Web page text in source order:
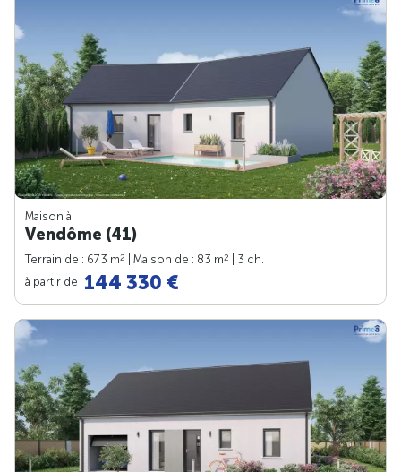
Maison à
Vendôme (41)
Terrain de : 673 m2 | Maison de : 83 m2
| 3 ch.
à partir de 144 330 €